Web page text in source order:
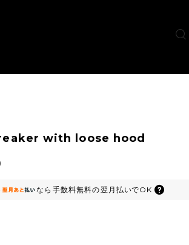
with loose hood
なら 手数料無料の翌月払いでOK